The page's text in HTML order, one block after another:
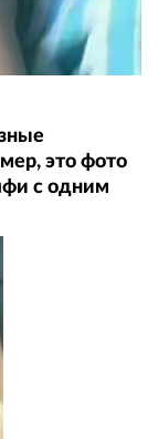
это фото
с одним